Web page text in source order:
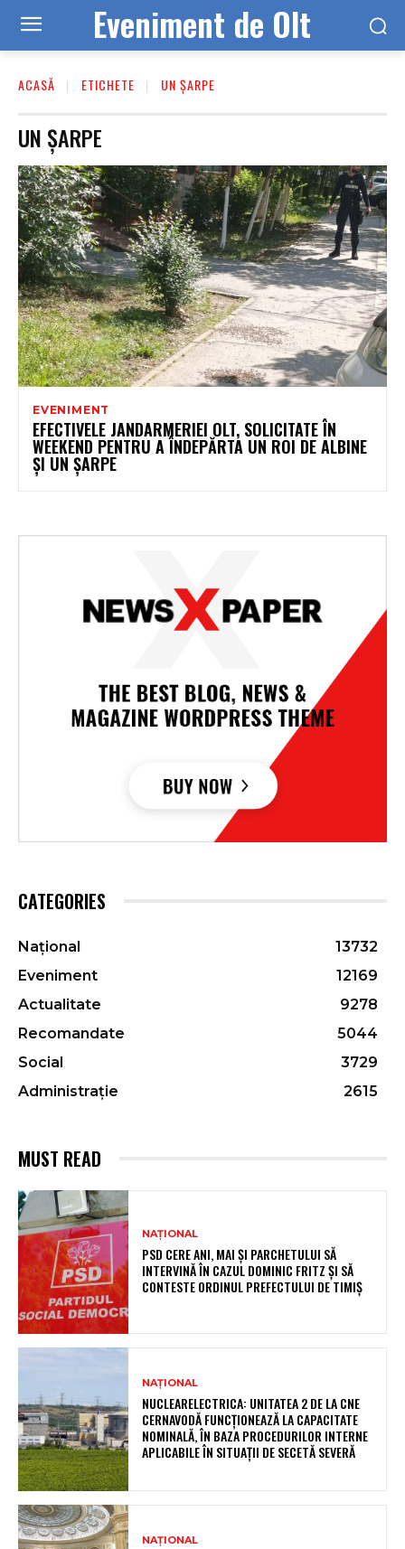
Eveniment de Olt
ACASĂ ETICHETE UN ŞARPE
UN ŞARPE
EVENIMENT
EFECTIVELE JANDARMERIEI OLT, SOLICITATE ÎN
WEEKEND PENTRU A ÎNDEPĂRTA UN ROI DE ALBINE
ŞI UN ŞARPE
CATEGORIES
Național
13732
Eveniment
12169
Actualitate
9278
Recomandate
5044
Social
3729
Administrație
2615
MUST READ
NAȚIONAL
PSD CERE ANI, MAI ȘI PARCHETULUI SĂ
INTERVINĂ ÎN CAZUL DOMINIC FRITZ ȘI SĂ
CONTESTE ORDINUL PREFECTULUI DE TIMIȘ
NAȚIONAL
NUCLEARELECTRICA: UNITATEA 2 DE LA CNE
CERNAVODĂ FUNCȚIONEAZĂ LA CAPACITATE
NOMINALĂ, ÎN BAZA PROCEDURILOR INTERNE
APLICABILE ÎN SITUAȚII DE SECETĂ SEVERĂ
NAȚIONAL